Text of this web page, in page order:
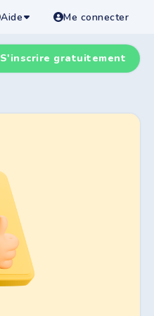
Aide Me connecter
S'inscrire gratuitement